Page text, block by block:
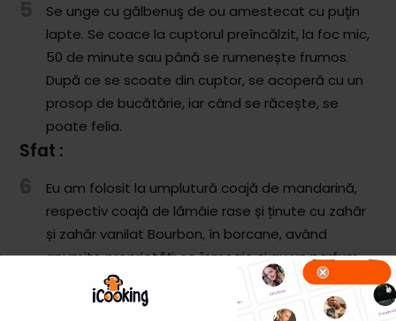
Se unge cu gălbenuş de ou amestecat cu puţin
lapte. Se coace la cuptorul preîncălzit, la foc mic,
50 de minute sau până se rumenește frumos.
După ce se scoate din cuptor, se acoperă cu un
prosop de bucătărie, iar când se răcește, se
poate felia.
Sfat :
Eu am folosit la umplutură coajă de mandarină,
respectiv coajă de lămâie rase și ținute cu zahăr
și zahăr vanilat Bourbon, în borcane, având
anumite proprietăți: se înmoaie și au un parfum
anume, o aromă intensă, dacă au stat minim o
săptămână în borcane, la frigider. Se păstrează